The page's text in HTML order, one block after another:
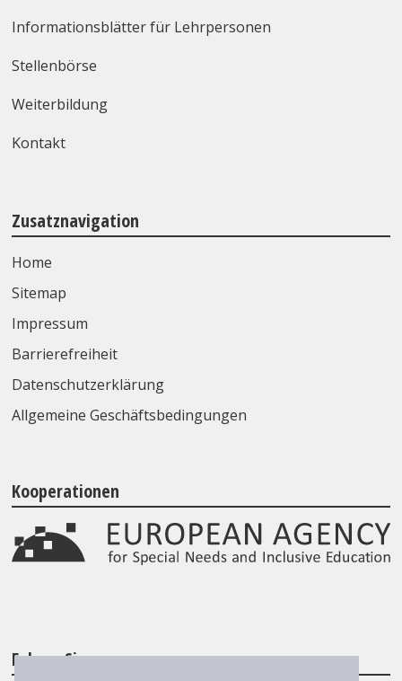
Informationsblätter für Lehrpersonen
Stellenbörse
Weiterbildung
Kontakt
Zusatznavigation
Home
Sitemap
Impressum
Barrierefreiheit
Datenschutzerklärung
Allgemeine Geschäftsbedingungen
Kooperationen
Folgen Sie uns